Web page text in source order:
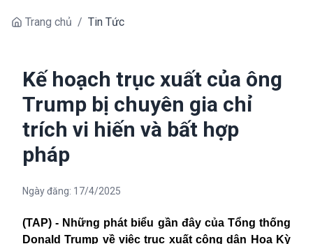
Trang chủ / Tin Tức
Kế hoạch trục xuất của ông
Trump bị chuyên gia chỉ
trích vi hiến và bất hợp
pháp
Ngày đăng: 17/4/2025
(TAP) - Những phát biểu gần đây của Tổng thống
Donald Trump về việc trục xuất công dân Hoa Kỳ